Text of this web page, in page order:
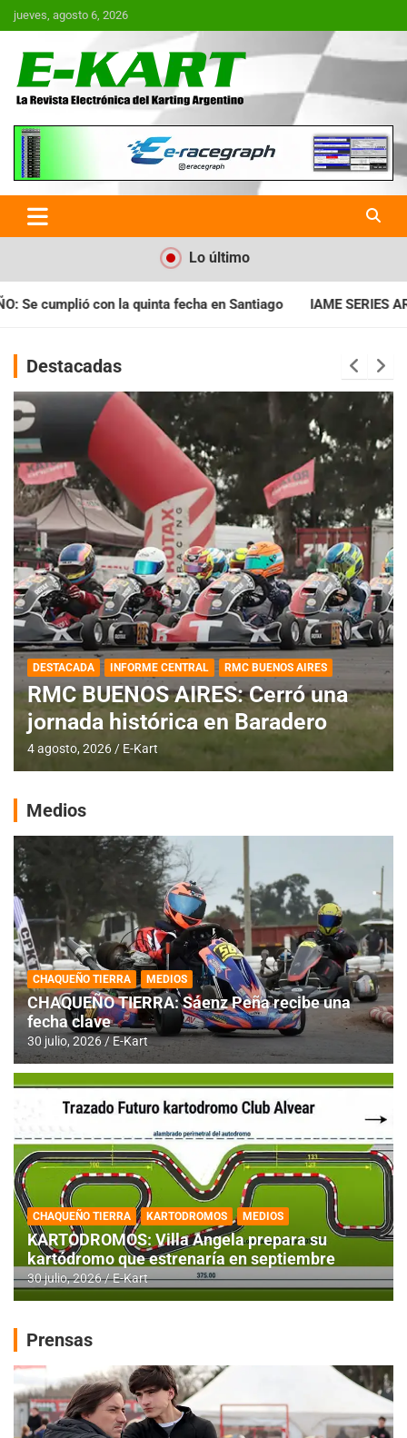
Saltar
al
jueves, agosto 6, 2026
E-Kart.com.ar | La Revista
Electrónica del Karting en
Argentina
Lo último
en Santiago IAME SERIES ARGENTINA: Horarios para la
Destacadas
DESTACADA INFORME CENTRAL RMC BUENOS AIRES
RMC BUENOS AIRES: Cerró una
jornada histórica en Baradero
4 agosto, 2026 E-Kart
Medios
CHAQUEÑO TIERRA MEDIOS
CHAQUEÑO TIERRA: Sáenz Peña recibe una
fecha clave
30 julio, 2026 E-Kart
CHAQUEÑO TIERRA KARTODROMOS MEDIOS
KARTODROMOS: Villa Angela prepara su
kartódromo que estrenaría en septiembre
30 julio, 2026 E-Kart
Prensas